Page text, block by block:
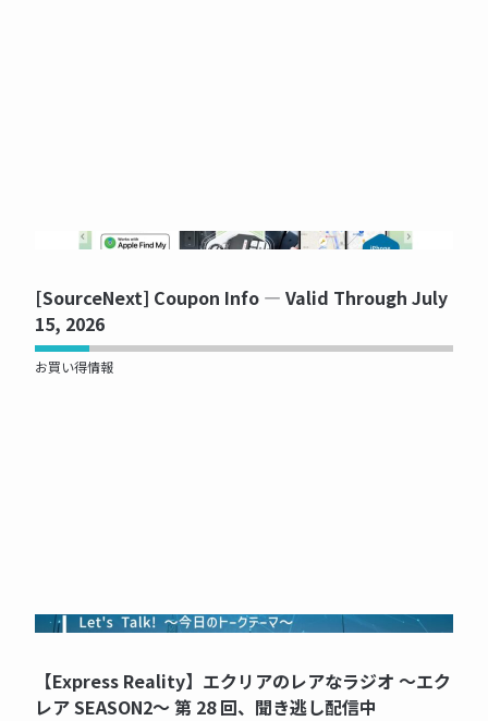
NOW PRINTING...
[SourceNext] Coupon Info — Valid Through July
15, 2026
お買い得情報
NOW PRINTING...
【Express Reality】エクリアのレアなラジオ ～エク
レア SEASON2～ 第 28 回、聞き逃し配信中